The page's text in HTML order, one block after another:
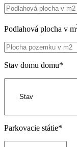
Podlahová plocha v m
Stav domu domu*
Parkovacie státie*